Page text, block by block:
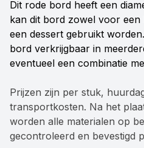
Dit rode bord heeft een
kan dit bord zowel voor
een dessert gebruikt
bord verkrijgbaar in
eventueel een combinatie
Prijzen zijn per stuk,
transportkosten. Na het
worden alle materialen op
gecontroleerd en bevestigd